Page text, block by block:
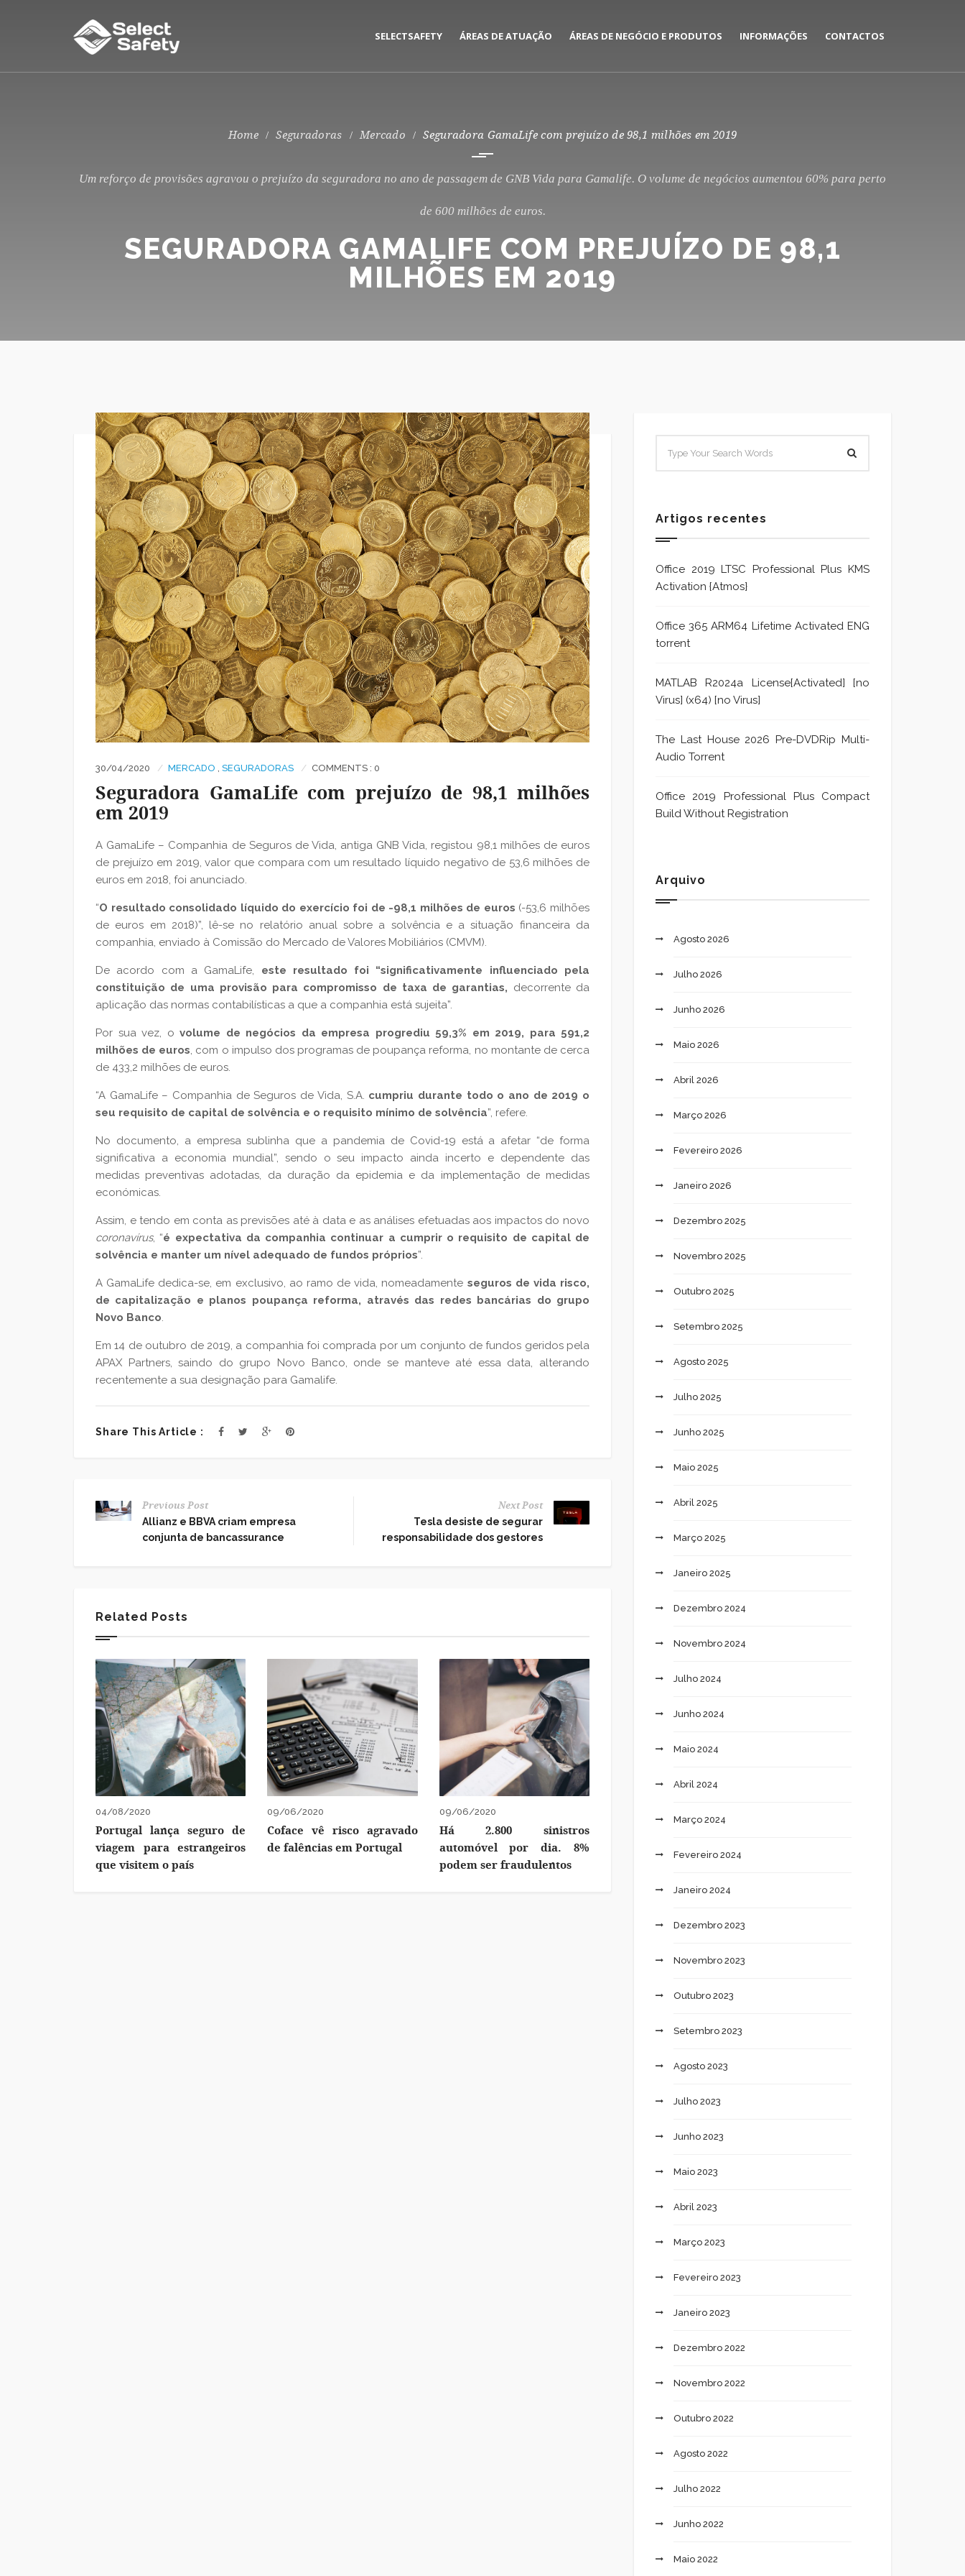
SELECTSAFETY ÁREAS DE ATUAÇÃO
CONSULTORIA DE RISCOS
ÁREAS DE NEGÓCIO E PRODUTOS INFORMAÇÕES
RELATÓRIO E CONTAS
POLÍTICA DE GESTÃO DE
RECLAMAÇÕES
CONTACTOS
Seguradoras Mercado Seguradora GamaLife com prejuízo de 98,1 milhões em 2019
Um reforço de provisões agravou o prejuízo da seguradora no ano de passagem de GNB Vida para Gamalife. O volume de negócios aumentou 60% para perto
de 600 milhões de euros.
SEGURADORA GAMALIFE COM PREJUÍZO DE 98,1
MILHÕES EM 2019
30/04/2020 MERCADO SEGURADORAS COMMENTS : 0
Seguradora GamaLife com prejuízo de 98,1 milhões
em 2019
A GamaLife – Companhia de Seguros de Vida, antiga GNB Vida, registou 98,1 milhões de euros
de prejuízo em 2019, valor que compara com um resultado líquido negativo de 53,6 milhões de
euros em 2018, foi anunciado.
“O resultado consolidado líquido do exercício foi de -98,1 milhões de euros (-53,6 milhões
de euros em 2018)”, lê-se no relatório anual sobre a solvência e a situação financeira da
companhia, enviado à Comissão do Mercado de Valores Mobiliários (CMVM).
De acordo com a GamaLife, este resultado foi “significativamente influenciado pela
constituição de uma provisão para compromisso de taxa de garantias, decorrente da
aplicação das normas contabilísticas a que a companhia está sujeita”.
Por sua vez, o volume de negócios da empresa progrediu 59,3% em 2019, para 591,2
milhões de euros, com o impulso dos programas de poupança reforma, no montante de cerca
de 433,2 milhões de euros.
“A GamaLife – Companhia de Seguros de Vida, S.A. cumpriu durante todo o ano de 2019 o
seu requisito de capital de solvência e o requisito mínimo de solvência”, refere.
No documento, a empresa sublinha que a pandemia de Covid-19 está a afetar “de forma
significativa a economia mundial”, sendo o seu impacto ainda incerto e dependente das
medidas preventivas adotadas, da duração da epidemia e da implementação de medidas
económicas.
Assim, e tendo em conta as previsões até à data e as análises efetuadas aos impactos do novo
coronavírus, “é expectativa da companhia continuar a cumprir o requisito de capital de
solvência e manter um nível adequado de fundos próprios”.
A GamaLife dedica-se, em exclusivo, ao ramo de vida, nomeadamente seguros de vida risco,
de capitalização e planos poupança reforma, através das redes bancárias do grupo
Novo Banco.
Em 14 de outubro de 2019, a companhia foi comprada por um conjunto de fundos geridos pela
APAX Partners, saindo do grupo Novo Banco, onde se manteve até essa data, alterando
recentemente a sua designação para Gamalife.
Share This Article :
Previous Post
Allianz e BBVA criam empresa
conjunta de bancassurance
Next Post
Tesla desiste de segurar
responsabilidade dos gestores
Related Posts
04/08/2020
Portugal lança seguro de
viagem para estrangeiros
que visitem o país
09/06/2020
Coface vê risco agravado
de falências em Portugal
09/06/2020
Há 2.800 sinistros
automóvel por dia. 8%
podem ser fraudulentos
Artigos recentes
Office 2019 LTSC Professional Plus KMS
Activation {Atmos}
Office 365 ARM64 Lifetime Activated ENG
torrent
MATLAB R2024a License[Activated] [no
Virus] (x64) [no Virus]
The Last House 2026 Pre-DVDRip Multi-
Audio Torrent
Office 2019 Professional Plus Compact
Build Without Registration
Arquivo
Agosto 2026
Julho 2026
Junho 2026
Maio 2026
Abril 2026
Março 2026
Fevereiro 2026
Janeiro 2026
Dezembro 2025
Novembro 2025
Outubro 2025
Setembro 2025
Agosto 2025
Julho 2025
Junho 2025
Maio 2025
Abril 2025
Março 2025
Janeiro 2025
Dezembro 2024
Novembro 2024
Julho 2024
Junho 2024
Maio 2024
Abril 2024
Março 2024
Fevereiro 2024
Janeiro 2024
Dezembro 2023
Novembro 2023
Outubro 2023
Setembro 2023
Agosto 2023
Julho 2023
Junho 2023
Maio 2023
Abril 2023
Março 2023
Fevereiro 2023
Janeiro 2023
Dezembro 2022
Novembro 2022
Outubro 2022
Agosto 2022
Julho 2022
Junho 2022
Maio 2022